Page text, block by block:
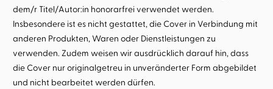
dem/r Titel/Autor:in honorarfrei verwendet werden.
Insbesondere ist es nicht gestattet, die Cover in Verbindung mit
anderen Produkten, Waren oder Dienstleistungen zu
verwenden. Zudem weisen wir ausdrücklich darauf hin, dass
die Cover nur originalgetreu in unveränderter Form abgebildet
und nicht bearbeitet werden dürfen.